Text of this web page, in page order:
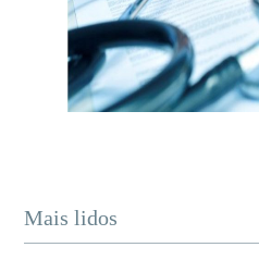
Mais lidos